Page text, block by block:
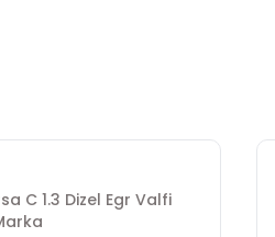
C 1.3 Dizel Egr Valfi